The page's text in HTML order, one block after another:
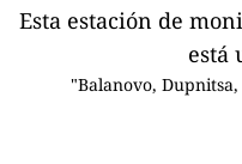
Esta estación de
está
"Balanovo,